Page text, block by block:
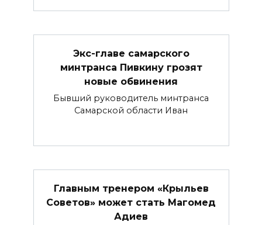
Экс-главе самарского
минтранса Пивкину грозят
новые обвинения
Бывший руководитель минтранса
Самарской области Иван
Главным тренером «Крыльев
Советов» может стать Магомед
Адиев